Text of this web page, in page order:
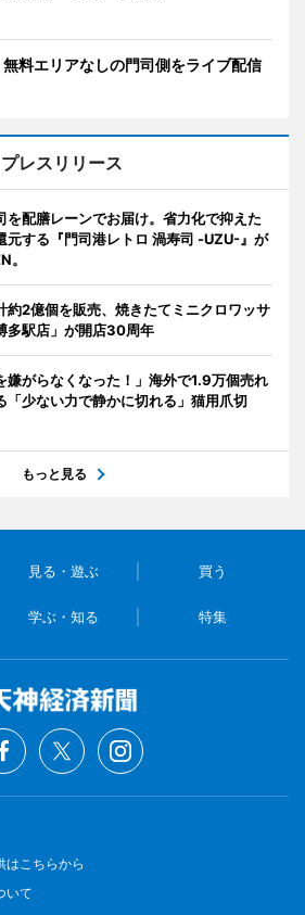
料エリアなしの門司側をライブ配信
プレスリリース
を配膳レーンでお届け。省力化で抑えた
元する『門司港レトロ 渦寿司 -UZU-』が
。
約2億個を販売、焼きたてミニクロワッサ
多駅店」が開店30周年
嫌がらなくなった！」海外で1.9万個売れ
「少ない力で静かに切れる」猫用爪切
もっと見る
見る・遊ぶ 買う
学ぶ・知る 特集
はこちらから
いて